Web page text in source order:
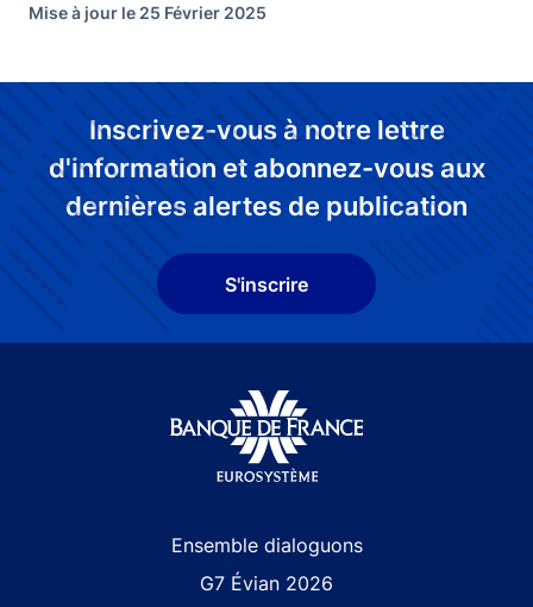
Mise à jour le 25 Février 2025
Inscrivez-vous à notre lettre
d'information et abonnez-vous aux
dernières alertes de publication
S'inscrire
Ensemble dialoguons
G7 Évian 2026